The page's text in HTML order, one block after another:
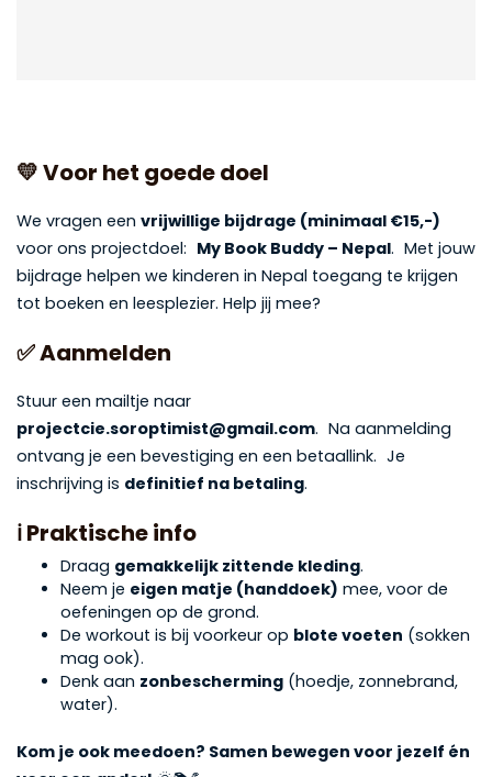
💛Voor het goede doel
We vragen een vrijwillige bijdrage (minimaal €15,-)
voor ons projectdoel: My Book Buddy – Nepal. Met jouw
bijdrage helpen we kinderen in Nepal toegang te krijgen
tot boeken en leesplezier. Help jij mee?
✅Aanmelden
Stuur een mailtje naar
projectcie.soroptimist@gmail.com. Na aanmelding
ontvang je een bevestiging en een betaallink. Je
inschrijving is definitief na betaling.
ℹ️Praktische info
Draag gemakkelijk zittende kleding.
Neem je eigen matje (handdoek) mee, voor de
oefeningen op de grond.
De workout is bij voorkeur op blote voeten (sokken
mag ook).
Denk aan zonbescherming (hoedje, zonnebrand,
water).
Kom je ook meedoen? Samen bewegen voor jezelf én